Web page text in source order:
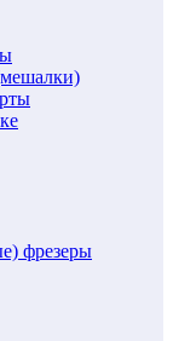
фрезеры